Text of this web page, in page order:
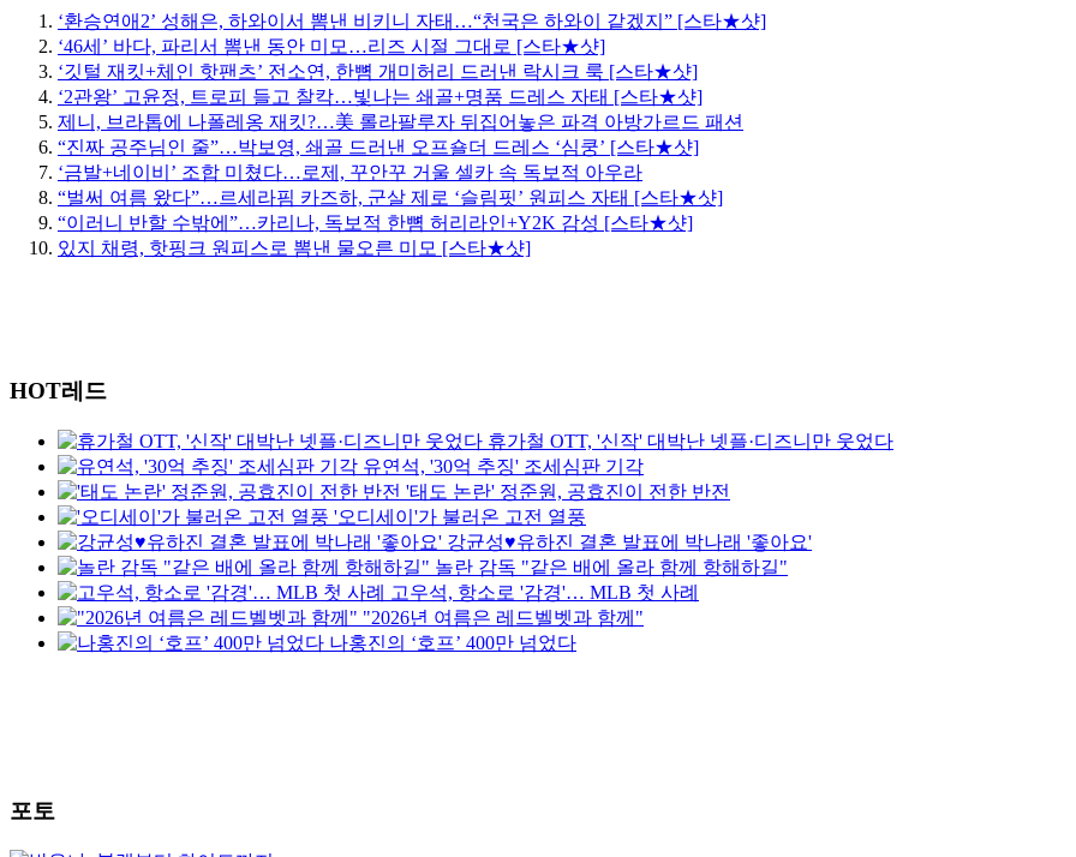
‘환승연애2’ 성해은, 하와이서 뽐낸 비키니 자태…“천국은 하와이 같겠지” [스타★샷]
‘46세’ 바다, 파리서 뽐낸 동안 미모…리즈 시절 그대로 [스타★샷]
‘깃털 재킷+체인 핫팬츠’ 전소연, 한뼘 개미허리 드러낸 락시크 룩 [스타★샷]
‘2관왕’ 고윤정, 트로피 들고 찰칵…빛나는 쇄골+명품 드레스 자태 [스타★샷]
제니, 브라톱에 나폴레옹 재킷?…美 롤라팔루자 뒤집어놓은 파격 아방가르드 패션
“진짜 공주님인 줄”…박보영, 쇄골 드러낸 오프숄더 드레스 ‘심쿵’ [스타★샷]
‘금발+네이비’ 조합 미쳤다…로제, 꾸안꾸 거울 셀카 속 독보적 아우라
“벌써 여름 왔다”…르세라핌 카즈하, 군살 제로 ‘슬림핏’ 원피스 자태 [스타★샷]
“이러니 반할 수밖에”…카리나, 독보적 한뼘 허리라인+Y2K 감성 [스타★샷]
있지 채령, 핫핑크 원피스로 뽐낸 물오른 미모 [스타★샷]
HOT레드
휴가철 OTT, '신작' 대박난 넷플·디즈니만 웃었다
유연석, '30억 추징' 조세심판 기각
'태도 논란' 정준원, 공효진이 전한 반전
'오디세이'가 불러온 고전 열풍
강균성♥유하진 결혼 발표에 박나래 '좋아요'
놀란 감독 "같은 배에 올라 함께 항해하길"
고우석, 항소로 '감경'… MLB 첫 사례
"2026년 여름은 레드벨벳과 함께"
나홍진의 ‘호프’ 400만 넘었다
포토